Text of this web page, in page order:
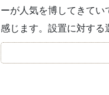
ーが人気を博してきてい
感じます。設置に対する